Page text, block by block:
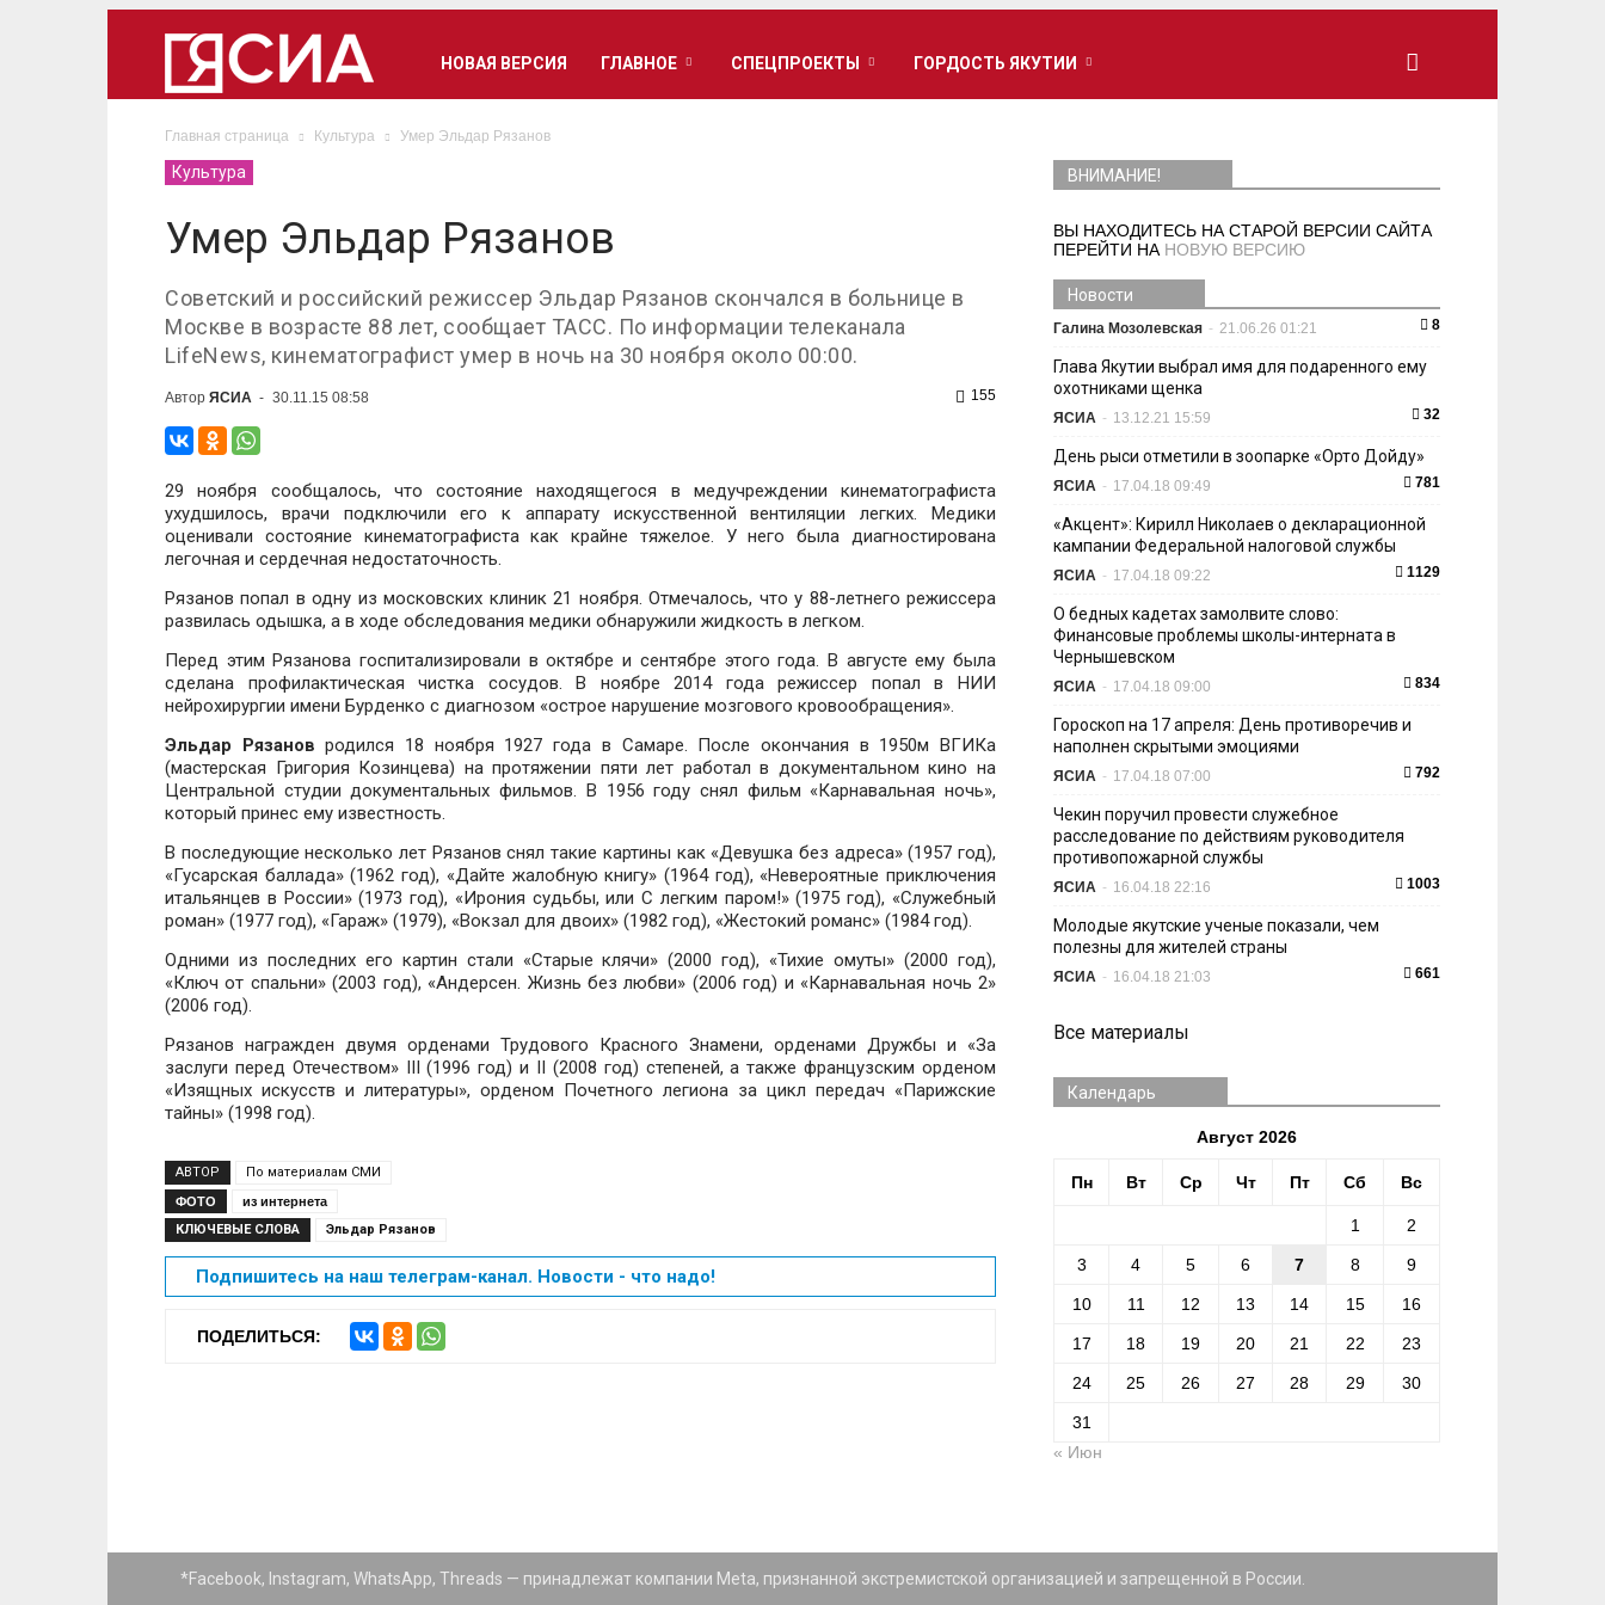
НОВАЯ ВЕРСИЯ ГЛАВНОЕ СПЕЦПРОЕКТЫ ГОРДОСТЬ ЯКУТИИ
Главная страница Культура Умер Эльдар Рязанов
Культура
Умер Эльдар Рязанов
Советский и российский режиссер Эльдар Рязанов скончался в больнице в
Москве в возрасте 88 лет, сообщает ТАСС. По информации телеканала
LifeNews, кинематографист умер в ночь на 30 ноября около 00:00.
Автор ЯСИА - 30.11.15 08:58 155
29 ноября сообщалось, что состояние находящегося в медучреждении кинематографиста
ухудшилось, врачи подключили его к аппарату искусственной вентиляции легких. Медики
оценивали состояние кинематографиста как крайне тяжелое. У него была диагностирована
легочная и сердечная недостаточность.
Рязанов попал в одну из московских клиник 21 ноября. Отмечалось, что у 88-­летнего режиссера
развилась одышка, а в ходе обследования медики обнаружили жидкость в легком.
Перед этим Рязанова госпитализировали в октябре и сентябре этого года. В августе ему была
сделана профилактическая чистка сосудов. В ноябре 2014 года режиссер попал в НИИ
нейрохирургии имени Бурденко с диагнозом «острое нарушение мозгового кровообращения».
Эльдар Рязанов родился 18 ноября 1927 года в Самаре. После окончания в 1950­м ВГИКа
(мастерская Григория Козинцева) на протяжении пяти лет работал в документальном кино на
Центральной студии документальных фильмов. В 1956 году снял фильм «Карнавальная ночь»,
который принес ему известность.
В последующие несколько лет Рязанов снял такие картины как «Девушка без адреса» (1957 год),
«Гусарская баллада» (1962 год), «Дайте жалобную книгу» (1964 год), «Невероятные приключения
итальянцев в России» (1973 год), «Ирония судьбы, или С легким паром!» (1975 год), «Служебный
роман» (1977 год), «Гараж» (1979), «Вокзал для двоих» (1982 год), «Жестокий романс» (1984 год).
Одними из последних его картин стали «Старые клячи» (2000 год), «Тихие омуты» (2000 год),
«Ключ от спальни» (2003 год), «Андерсен. Жизнь без любви» (2006 год) и «Карнавальная ночь 2»
(2006 год).
Рязанов награжден двумя орденами Трудового Красного Знамени, орденами Дружбы и «За
заслуги перед Отечеством» III (1996 год) и II (2008 год) степеней, а также французским орденом
«Изящных искусств и литературы», орденом Почетного легиона за цикл передач «Парижские
тайны» (1998 год).
АВТОР По материалам СМИ
ФОТО из интернета
КЛЮЧЕВЫЕ СЛОВА Эльдар Рязанов
Подпишитесь на наш телеграм-канал. Новости - что надо!
ПОДЕЛИТЬСЯ:
ВНИМАНИЕ!
ВЫ НАХОДИТЕСЬ НА СТАРОЙ ВЕРСИИ САЙТА
ПЕРЕЙТИ НА НОВУЮ ВЕРСИЮ
Новости
Галина Мозолевская - 21.06.26 01:21 8
Глава Якутии выбрал имя для подаренного ему
охотниками щенка
ЯСИА - 13.12.21 15:59 32
День рыси отметили в зоопарке «Орто Дойду»
ЯСИА - 17.04.18 09:49 781
«Акцент»: Кирилл Николаев о декларационной
кампании Федеральной налоговой службы
ЯСИА - 17.04.18 09:22 1129
О бедных кадетах замолвите слово:
Финансовые проблемы школы-интерната в
Чернышевском
ЯСИА - 17.04.18 09:00 834
Гороскоп на 17 апреля: День противоречив и
наполнен скрытыми эмоциями
ЯСИА - 17.04.18 07:00 792
Чекин поручил провести служебное
расследование по действиям руководителя
противопожарной службы
ЯСИА - 16.04.18 22:16 1003
Молодые якутские ученые показали, чем
полезны для жителей страны
ЯСИА - 16.04.18 21:03 661
Все материалы
Календарь
Август 2026
Пн Вт Ср Чт Пт Сб Вс
1 2
3 4 5 6 7 8 9
10 11 12 13 14 15 16
17 18 19 20 21 22 23
24 25 26 27 28 29 30
31
« Июн
*Facebook, Instagram, WhatsApp, Threads — принадлежат компании Meta, признанной экстремистской организацией и запрещенной в России.